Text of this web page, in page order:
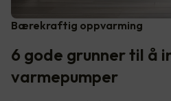
Bærekraftig oppvarming
6 gode grunner til å
varmepumper